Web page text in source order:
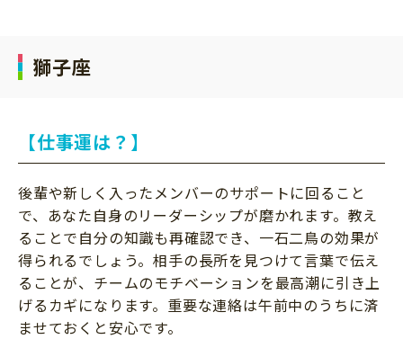
獅子座
【仕事運は？】
後輩や新しく入ったメンバーのサポートに回ること
で、あなた自身のリーダーシップが磨かれます。教え
ることで自分の知識も再確認でき、一石二鳥の効果が
得られるでしょう。相手の長所を見つけて言葉で伝え
ることが、チームのモチベーションを最高潮に引き上
げるカギになります。重要な連絡は午前中のうちに済
ませておくと安心です。